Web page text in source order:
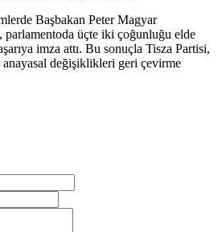
Başbakan Peter Magyar
üçte iki çoğunluğu elde
imza attı. Bu sonuçla Tisza Partisi,
anayasal değişiklikleri geri çevirme